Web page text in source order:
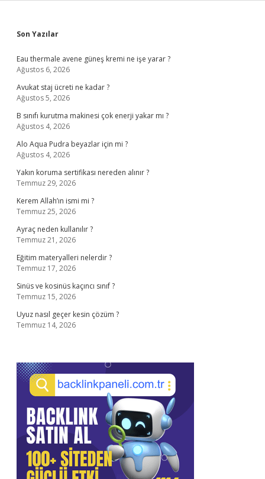
Sidebar
Son Yazılar
Eau thermale avene güneş kremi ne işe yarar ?
Ağustos 6, 2026
Avukat staj ücreti ne kadar ?
Ağustos 5, 2026
B sınıfı kurutma makinesi çok enerji yakar mı ?
Ağustos 4, 2026
Alo Aqua Pudra beyazlar için mi ?
Ağustos 4, 2026
Yakın koruma sertifikası nereden alınır ?
Temmuz 29, 2026
Kerem Allah’ın ismi mi ?
Temmuz 25, 2026
Ayraç neden kullanılır ?
Temmuz 21, 2026
Eğitim materyalleri nelerdir ?
Temmuz 17, 2026
Sinüs ve kosinüs kaçıncı sınıf ?
Temmuz 15, 2026
Uyuz nasıl geçer kesin çözüm ?
Temmuz 14, 2026